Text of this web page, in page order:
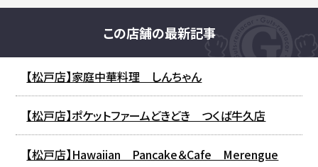
この店舗の最新記事
【松戸店】家庭中華料理 しんちゃん
【松戸店】ポケットファームどきどき つくば牛久店
【松戸店】Hawaiian Pancake＆Cafe Merengue